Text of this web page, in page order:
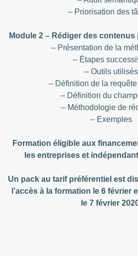
– Priorisation des
Module 2 – Rédiger des
– Présentation de la
– Étapes
– Outils utilisés
– Définition de la
– Définition du champ
– Méthodologie de
– Exemples
Formation éligible aux
les entreprises et
Un pack au tarif préférentiel est
l’accès à la formation le 6 février
le 7 février